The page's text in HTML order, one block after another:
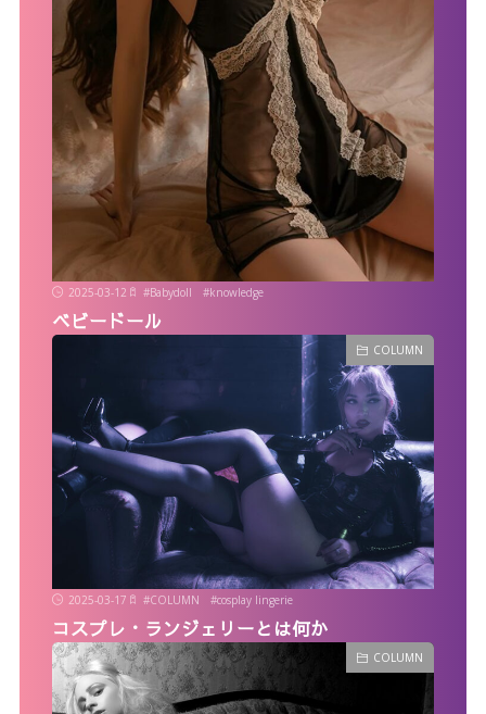
2025-03-12 #Babydoll #knowledge
ベビードール
COLUMN
2025-03-17 #COLUMN #cosplay lingerie
コスプレ・ランジェリーとは何か
COLUMN